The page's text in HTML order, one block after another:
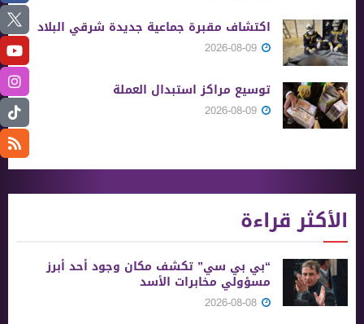
اكتشاف مقبرة جماعية جديدة شرقي البلاد
توسيع مراكز استبدال العملة
الأكثر قراءة
“بي بي سي” تكشف مكان وجود أحد أبرز
مسؤولي مخابرات الأسد